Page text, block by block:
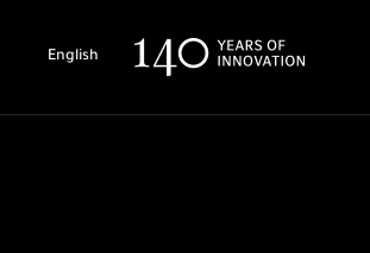
English